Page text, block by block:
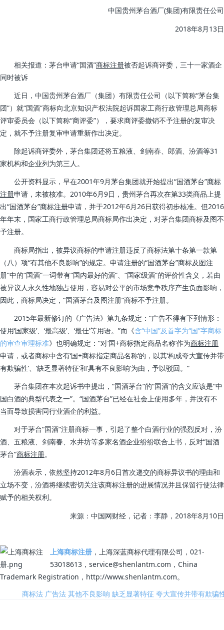
中国贵州茅台酒厂(集团)有限责任公司
2018年8月13日
相关报道：茅台申请“国酒”商标注册被否起诉商评委，三十一家酒企
同时被诉
近日，中国贵州茅台酒厂（集团）有限责任公司（以下简称“茅台集
团”）就“国酒”商标向北京知识产权法院起诉国家工商行政管理总局商标
评审委员会（以下简称“商评委”），要求商评委撤销不予注册的复审决
定，就不予注册复审申请重新作出决定。
除起诉商评委外，茅台集团还将五粮液、剑南春、郎酒、汾酒等31
家机构和企业列为第三人。
公开资料显示，早在2001年9月茅台集团就开始提出“国酒茅台”商标
注册申请，未被核准。2010年6月9日，贵州茅台再次在第33类商品上提
出“国酒茅台”商标注册申请，并于2012年6月26日获得初步核准。但2016
年年末，国家工商行政管理总局商标局作出决定，对茅台集团商标及图不
予注册。
商标局指出，被异议商标的申请注册违反了商标法第十条第一款第
（八）项“有其他不良影响”的规定。申请注册的“国酒茅台”商标及图注
册”中的“国酒”一词带有“国内最好的酒”、“国家级酒”的评价性含义，若由
被异议人永久性地独占使用，容易对公平的市场竞争秩序产生负面影响，
因此，商标局决定，“国酒茅台及图注册”商标不予注册。
2015年最新修订的《广告法》第九条规定：“广告不得有下列情形：
使用‘国家级’、‘最高级’、‘最佳’等用语。”而《含“中国”及首字为“国”字商标
的审查审理标准》也明确规定：“对‘国+商标指定商品名称’作为商标注册
申请，或者商标中含有‘国+商标指定商品名称’的，以其‘构成夸大宣传并带
有欺骗性’、‘缺乏显著特征’和‘具有不良影响’为由，予以驳回。”
茅台集团在本次起诉书中提出，“国酒茅台”的“国酒”的含义应该是“中
国白酒的典型代表之一”。“国酒茅台”已经在社会上使用多年，并没有不
当而导致损害同行业酒企的利益。
对于茅台“国酒”注册商标一事，引起了整个白酒行业的强烈反对，汾
酒、五粮液、剑南春、水井坊等多家名酒企业纷纷联合上书，反对“国酒
茅台”商标注册。
汾酒表示，依然坚持2012年8月6日首次递交的商标异议书的理由和
立场不变，汾酒将继续密切关注该商标注册的进展情况并且保留行使法律
赋予的相关权利。
来源：中国网财经，记者：李静，2018年8月10日
上海商标注册 ，上海深蓝商标代理有限公司，021-
53018613，service@shenlantm.com，China
Trademark Registration，http://www.shenlantm.com。
商标法 广告法 其他不良影响 缺乏显著特征 夸大宣传并带有欺骗